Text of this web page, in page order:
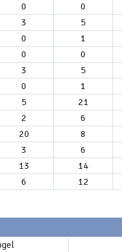
0 0
3 5
0 1
0 0
3 5
0 1
5 21
2 6
20 8
3 6
13 14
6 12